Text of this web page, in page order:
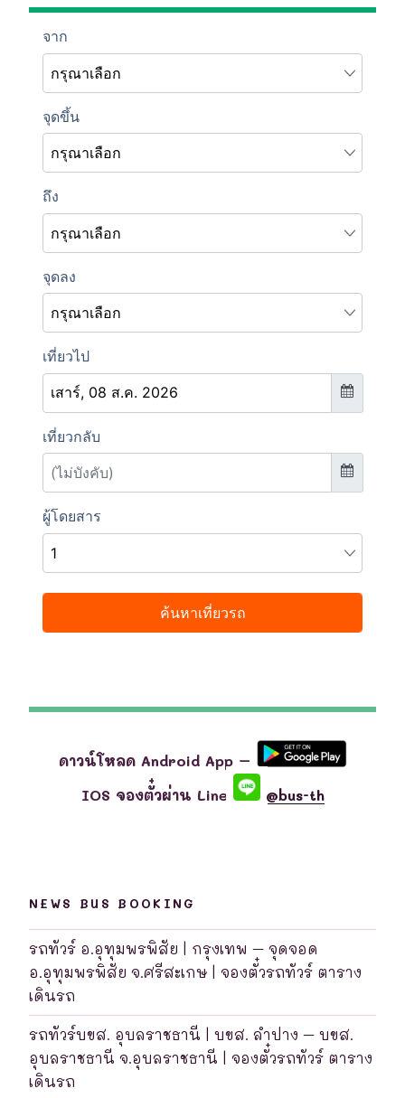
ดาวน์โหลด Android App –
IOS จองตั๋วผ่าน Line
@bus-th
NEWS BUS BOOKING
รถทัวร์ อ.อุทุมพรพิสัย | กรุงเทพ – จุดจอด
อ.อุทุมพรพิสัย จ.ศรีสะเกษ | จองตั๋วรถทัวร์ ตาราง
เดินรถ
รถทัวร์บขส. อุบลราชธานี | บขส. ลำปาง – บขส.
อุบลราชธานี จ.อุบลราชธานี | จองตั๋วรถทัวร์ ตาราง
เดินรถ